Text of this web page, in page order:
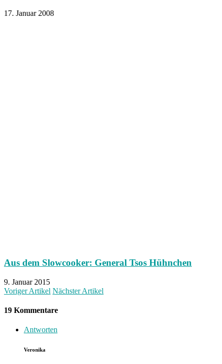
17. Januar 2008
Aus dem Slowcooker: General Tsos Hühnchen
9. Januar 2015
Voriger Artikel Nächster Artikel
19 Kommentare
Antworten
Veronika